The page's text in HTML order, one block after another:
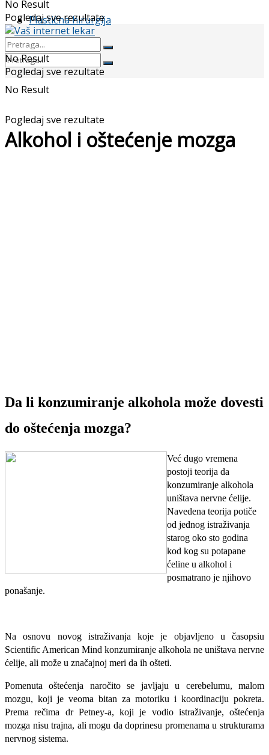
Plastična hirurgija
No Result
Pogledaj sve rezultate
No Result
Pogledaj sve rezultate
No Result
Pogledaj sve rezultate
Alkohol i oštećenje mozga
Da li konzumiranje alkohola može dovesti
do oštećenja mozga?
Već dugo vremena
postoji teorija da
konzumiranje alkohola
uništava nervne ćelije.
Navedena teorija potiče
od jednog istraživanja
starog oko sto godina
kod kog su potapane
ćeline u alkohol i
posmatrano je njihovo
ponašanje.
Na osnovu novog istraživanja koje je objavljeno u časopsiu
Scientific American Mind konzumiranje alkohola ne uništava nervne
ćelije, ali može u značajnoj meri da ih ošteti.
Pomenuta oštećenja naročito se javljaju u cerebelumu, malom
mozgu, koji je veoma bitan za motoriku i koordinaciju pokreta.
Prema rečima dr Petney-a, koji je vodio istraživanje, oštećenja
mozga nisu trajna, ali mogu da doprinesu promenama u strukturama
nervnog sistema.